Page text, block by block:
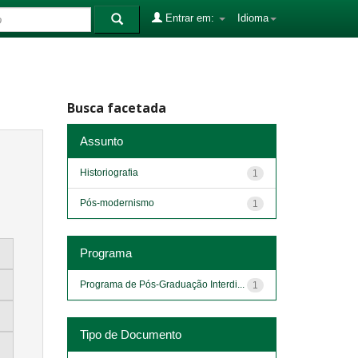
Idioma
Entrar em:
Busca facetada
Assunto
1
Historiografia
1
Pós-modernismo
Programa
1
Programa de Pós-Graduação Interdi...
Tipo de Documento